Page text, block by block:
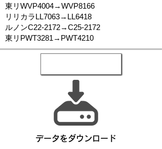
東リWVP4004→WVP8166
リリカラLL7063→LL6418
ルノンC22-2172→C25-2172
東リPWT3281→PWT4210
​データをダウンロード